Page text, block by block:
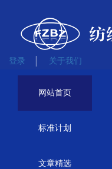
登录 关于我们
网站首页
标准计划
文章精选